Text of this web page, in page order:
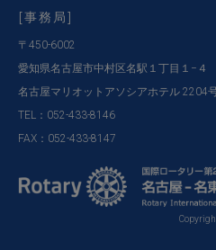
[事務局]
〒450-6002
愛知県名古屋市中村区名駅１丁目１−４
名古屋マリオットアソシアホテル 2204
TEL：052-433-8146
FAX：052-433-8147